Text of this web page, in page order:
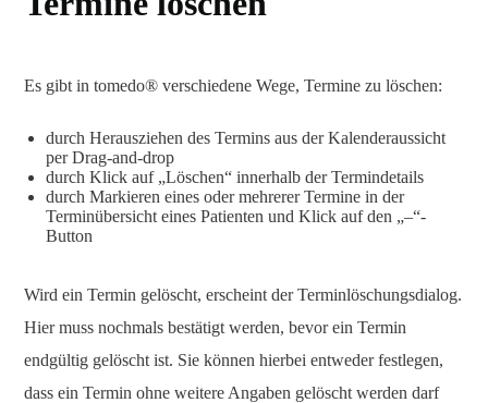
Es gibt in tomedo® verschiedene Wege, Termine zu löschen:
durch Herausziehen des Termins aus der Kalenderaussicht
per Drag-and-drop
durch Klick auf „Löschen“ innerhalb der Termindetails
durch Markieren eines oder mehrerer Termine in der
Terminübersicht eines Patienten und Klick auf den „–“-
Button
Wird ein Termin gelöscht, erscheint der Terminlöschungsdialog.
Hier muss nochmals bestätigt werden, bevor ein Termin
endgültig gelöscht ist. Sie können hierbei entweder festlegen,
dass ein Termin ohne weitere Angaben gelöscht werden darf